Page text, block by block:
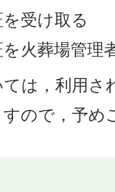
受け取る
火葬場管理
は，利用さ
ので，予め